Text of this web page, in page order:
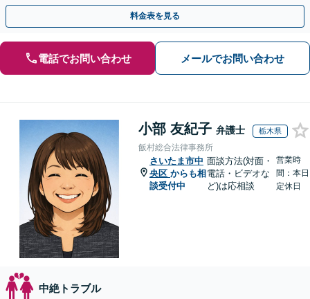
お任せを【王子駅3分】【当日／夜間相談可（要予約）】
料金表を見る
電話でお問い合わせ メールでお問い合わせ
小部 友紀子 弁護士 栃木県
飯村総合法律事務所
さいたま市中
央区 からも相
談受付中
面談方法(対面・
電話・ビデオな
ど)は応相談
営業時
間：本日
定休日
中絶トラブル